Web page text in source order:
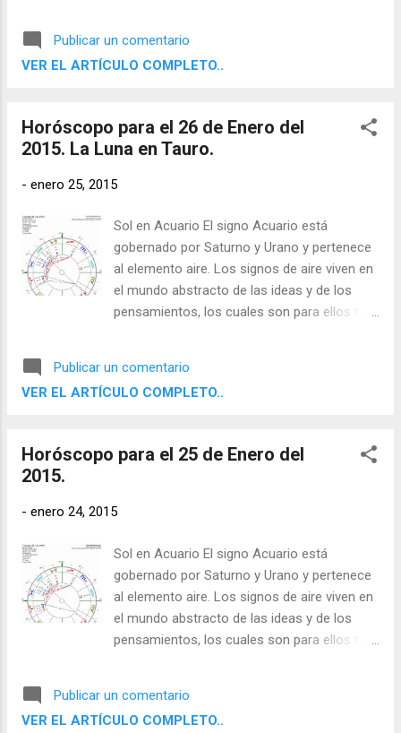
experiencia directa y contemplar, evaluar y
comprender su entorno por medio de sus
Publicar un comentario
VER EL ARTÍCULO COMPLETO..
Horóscopo para el 26 de Enero del
2015. La Luna en Tauro.
- enero 25, 2015
Sol en Acuario El signo Acuario está
gobernado por Saturno y Urano y pertenece
al elemento aire. Los signos de aire viven en
el mundo abstracto de las ideas y de los
pensamientos, los cuales son para ellos tan
experiencia directa y contemplar, evaluar y
comprender su entorno por medio de sus
Publicar un comentario
VER EL ARTÍCULO COMPLETO..
Horóscopo para el 25 de Enero del
2015.
- enero 24, 2015
Sol en Acuario El signo Acuario está
gobernado por Saturno y Urano y pertenece
al elemento aire. Los signos de aire viven en
el mundo abstracto de las ideas y de los
pensamientos, los cuales son para ellos tan
experiencia directa y contemplar, evaluar y
comprender su entorno por medio de sus
Publicar un comentario
VER EL ARTÍCULO COMPLETO..